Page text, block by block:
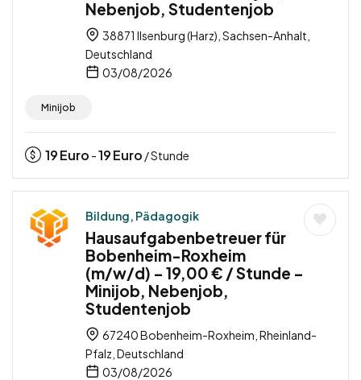
Nebenjob, Studentenjob
38871 Ilsenburg (Harz), Sachsen-Anhalt,
Deutschland
03/08/2026
Minijob
19Euro -19Euro / Stunde
Bildung, Pädagogik
Hausaufgabenbetreuer für
Bobenheim-Roxheim
(m/w/d) – 19,00 € / Stunde –
Minijob, Nebenjob,
Studentenjob
67240 Bobenheim-Roxheim, Rheinland-
Pfalz, Deutschland
03/08/2026